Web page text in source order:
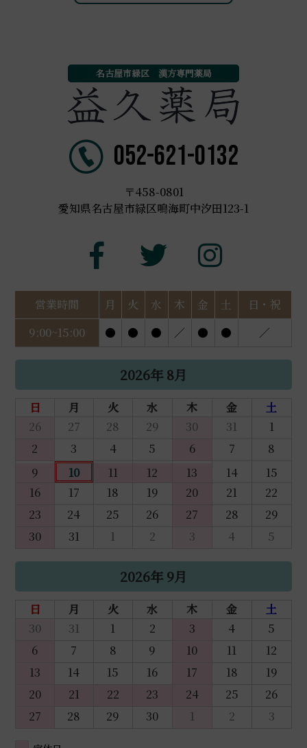
名古屋市緑区 漢方専門薬局
052-621-0132
〒458-0801
愛知県名古屋市緑区鳴海町中汐田123-1
営業時間 月 火 水 木 金 土
日・祝
9:00~15:00
● ● ● ／ ● ● ／
2026年 8月
日 月 火 水 木 金
土
26
27 28 29 30 31
1
2
3 4 5 6 7
8
9
10 11 12 13 14
15
16
17 18 19 20 21
22
23
24 25 26 27 28
29
30
31 1 2 3 4 5
2026年 9月
日 月 火 水 木 金
土
30
31 1 2 3 4
5
6
7 8 9 10 11
12
13
14 15 16 17 18
19
20
21 22 23 24 25
26
27
28 29 30 1 2 3